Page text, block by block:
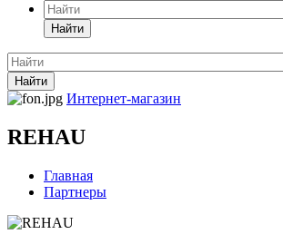
Найти
Найти
Интернет-магазин
REHAU
Главная
Партнеры